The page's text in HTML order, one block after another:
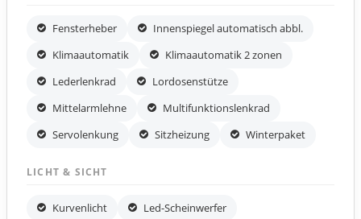
Fensterheber
Innenspiegel automatisch abbl.
Klimaautomatik
Klimaautomatik 2 zonen
Lederlenkrad
Lordosenstütze
Mittelarmlehne
Multifunktionslenkrad
Servolenkung
Sitzheizung Winterpaket
LICHT & SICHT
Kurvenlicht
Led-Scheinwerfer